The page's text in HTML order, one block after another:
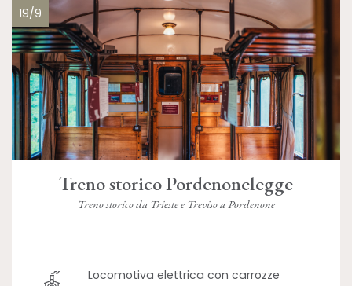
19/9
Treno storico Pordenonelegge
Treno storico da Trieste e Treviso a Pordenone
Locomotiva elettrica con carrozze